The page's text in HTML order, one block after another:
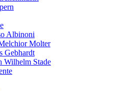
Albinoni
Molter
Gebhardt
Wilhelm Stade